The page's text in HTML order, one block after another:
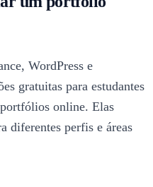
WordPress e
gratuitas para estudantes
online. Elas
diferentes perfis e áreas